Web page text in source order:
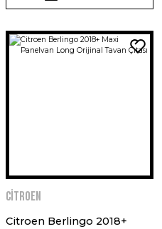
Citroen
Citroen Berlingo 2018+